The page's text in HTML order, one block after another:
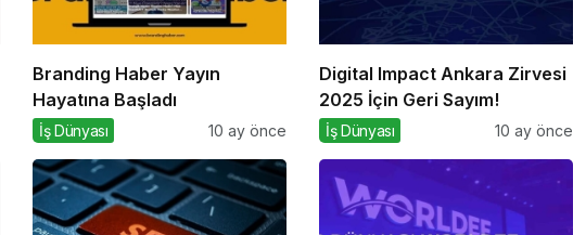
Branding Haber Yayın
Hayatına Başladı
İş Dünyası 10 ay önce
Digital Impact Ankara Zirvesi
2025 İçin Geri Sayım!
İş Dünyası 10 ay önce